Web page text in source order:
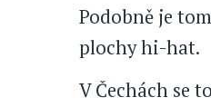
Podobně je
plochy hi-hat.
V Čechách se